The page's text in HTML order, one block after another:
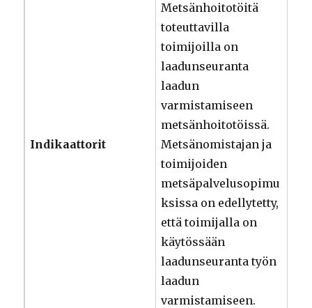
Indikaattorit
Metsänhoitotöitä
toteuttavilla
toimijoilla on
laadunseuranta
laadun
varmistamiseen
metsänhoitotöissä.
Metsänomistajan ja
toimijoiden
metsäpalvelusopimu
ksissa on edellytetty,
että toimijalla on
käytössään
laadunseuranta työn
laadun
varmistamiseen.